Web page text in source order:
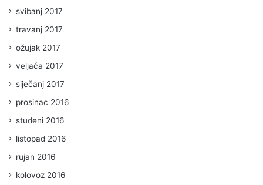
svibanj 2017
travanj 2017
ožujak 2017
veljača 2017
siječanj 2017
prosinac 2016
studeni 2016
listopad 2016
rujan 2016
kolovoz 2016